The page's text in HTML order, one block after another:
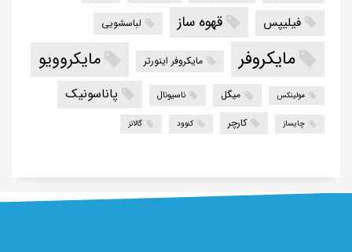
فیلیپس قهوه ساز لباسشویی
مایکروفر مایکروفر اینورتر مایکروویو
مولینکس میگل ناسیونال پاناسونیک
چایساز کارچر کنوود گالانز